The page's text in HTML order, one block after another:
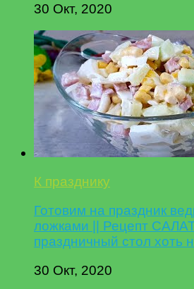
30 Окт, 2020
К празднику
Готовим на праздник
ложками || Рецепт
праздничный стол хоть
30 Окт, 2020